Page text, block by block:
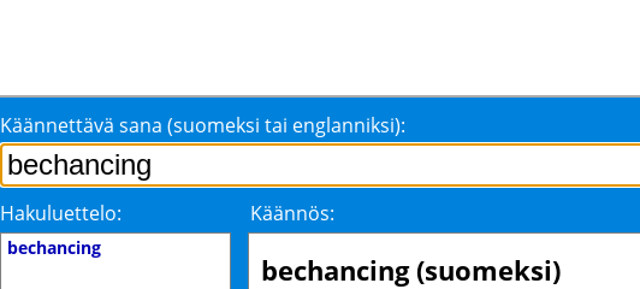
Käännettävä sana (suomeksi tai englanniksi):
Hakuluettelo: Käännös:
bechancing
bechancing (suomeksi)